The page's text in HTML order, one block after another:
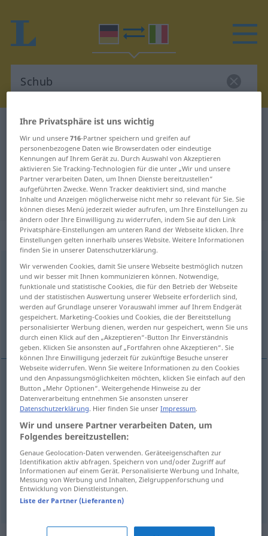
Deutsch-Italienisch Wörterbuch
Deutsch-Italienisch Übersetzung
für "Schub"
"Schub" Italienisch Übersetzung
„Schub“: Maskulinum
Schubm <-[e]s;Schübe>
Übersicht aller Übersetzungen
(Für mehr Details die Übersetzung anklicken/antippen)
spinta ondata attacco
spintaf Schub
ondataf SchubWelle
attaccom SchubAnfall
Ihre Privatsphäre ist uns wichtig
Wir und unsere716-Partner speichern und greifen auf
personenbezogene Daten wie Browserdaten oder eindeutige
Kennungen auf Ihrem Gerät zu. Durch Auswahl von Akzeptieren
aktivieren Sie Tracking-Technologien für die unter „Wir und unsere
Partner verarbeiten Daten, um Ihnen Dienste bereitzustellen“
aufgeführten Zwecke. Wenn Tracker deaktiviert sind, sind manche
Inhalte und Anzeigen möglicherweise nicht mehr so relevant für Sie. Sie
können dieses Menü jederzeit wieder aufrufen, um Ihre Einstellungen zu
ändern oder Ihre Einwilligung zu widerrufen, indem Sie auf den Link
Privatsphäre-Einstellungen am unteren Rand der Webseite klicken. Ihre
Einstellungen gelten innerhalb unseres Website. Weitere Informationen
finden Sie in unserer Datenschutzerklärung.
Wir verwenden Cookies, damit Sie unsere Webseite bestmöglich nutzen
und wir besser mit Ihnen kommunizieren können. Notwendige,
funktionale und statistische Cookies, die für den Betrieb der Webseite
und der statistischen Auswertung unserer Webseite erforderlich sind,
werden auf Grundlage unserer Vorauswahl immer auf Ihrem Endgerät
gespeichert. Marketing-Cookies und Cookies, die der Bereitstellung
personalisierter Werbung dienen, werden nur gespeichert, wenn Sie uns
durch einen Klick auf den „Akzeptieren“-Button Ihr Einverständnis
geben. Klicken Sie ansonsten auf „Fortfahren ohne Akzeptieren“. Sie
können Ihre Einwilligung jederzeit für zukünftige Besuche unserer
Webseite widerrufen. Wenn Sie weitere Informationen zu den Cookies
und den Anpassungsmöglichkeiten möchten, klicken Sie einfach auf den
Button „Mehr Optionen“. Weitergehende Hinweise zu der
Datenverarbeitung entnehmen Sie ansonsten unserer
Datenschutzerklärung. Hier finden Sie unserImpressum.
Wir und unsere Partner verarbeiten Daten, um
Folgendes bereitzustellen:
Genaue Geolocation-Daten verwenden. Geräteeigenschaften zur
Identifikation aktiv abfragen. Speichern von und/oder Zugriff auf
Informationen auf einem Gerät. Personalisierte Werbung und Inhalte,
Messung von Werbung und Inhalten, Zielgruppenforschung und
Entwicklung von Dienstleistungen.
Liste der Partner (Lieferanten)